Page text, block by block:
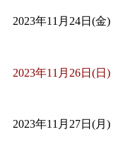
2023年11月24日(金)
2023年11月26日(日)
2023年11月27日(月)